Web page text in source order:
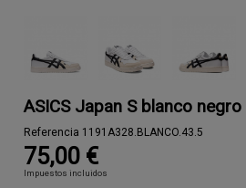
ASICS Japan S blanco negro
Referencia 1191A328.BLANCO.43.5
75,00 €
Impuestos incluidos